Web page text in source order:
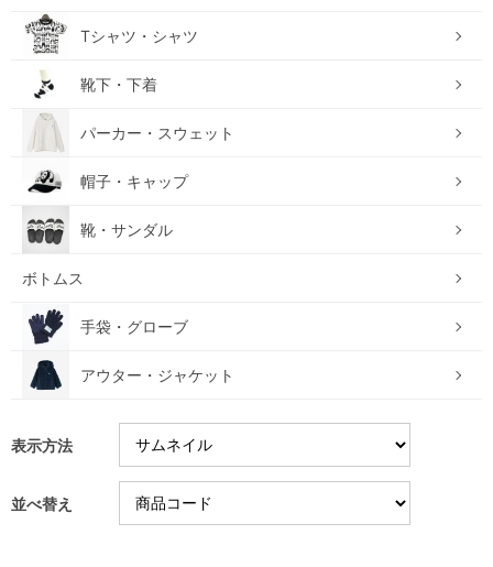
Tシャツ・シャツ
靴下・下着
パーカー・スウェット
帽子・キャップ
靴・サンダル
ボトムス
手袋・グローブ
アウター・ジャケット
表示方法
並べ替え